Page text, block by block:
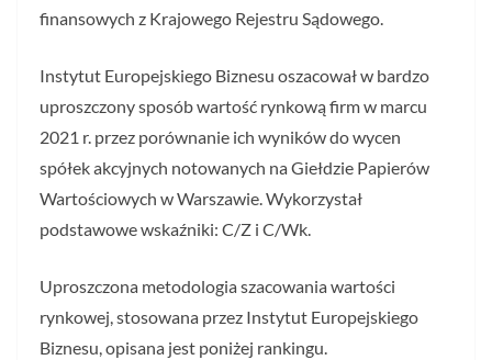
finansowych z Krajowego Rejestru Sądowego.
Instytut Europejskiego Biznesu oszacował w bardzo
uproszczony sposób wartość rynkową firm w marcu
2021 r. przez porównanie ich wyników do wycen
spółek akcyjnych notowanych na Giełdzie Papierów
Wartościowych w Warszawie. Wykorzystał
podstawowe wskaźniki: C/Z i C/Wk.
Uproszczona metodologia szacowania wartości
rynkowej, stosowana przez Instytut Europejskiego
Biznesu, opisana jest poniżej rankingu.